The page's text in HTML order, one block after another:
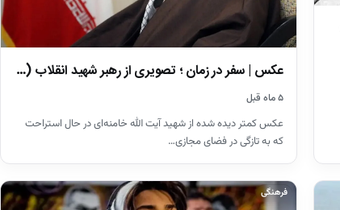
عکس | سفر در زمان ؛ تصویری از رهبر شهید انقلاب (…
۵ ماه قبل
عکس کمتر دیده شده از شهید آیت الله خامنه‌ای در حال استراحت
که به تازگی در فضای مجازی…
فرهنگی